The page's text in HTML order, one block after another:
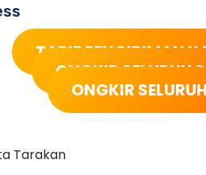
TARIF PENGIRIMAN
ONGKIR SELURUH
ONGKIR
Tarakan